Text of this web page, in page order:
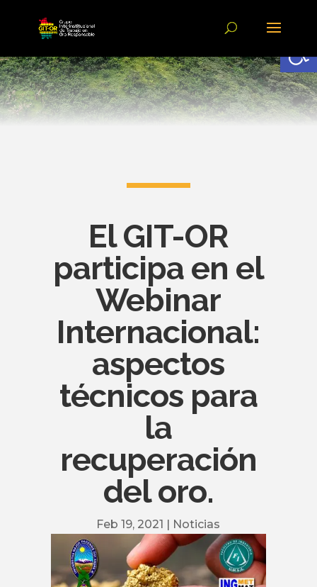
El GIT-OR
participa en el
Webinar
Internacional:
aspectos
técnicos para
la
recuperación
del oro.
Feb 19, 2021 | Noticias